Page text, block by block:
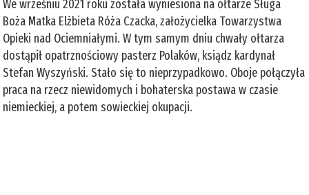
We wrześniu 2021 roku została wyniesiona na ołtarze Sługa
Boża Matka Elżbieta Róża Czacka, założycielka Towarzystwa
Opieki nad Ociemniałymi. W tym samym dniu chwały ołtarza
dostąpił opatrznościowy pasterz Polaków, ksiądz kardynał
Stefan Wyszyński. Stało się to nieprzypadkowo. Oboje połączyła
praca na rzecz niewidomych i bohaterska postawa w czasie
niemieckiej, a potem sowieckiej okupacji.